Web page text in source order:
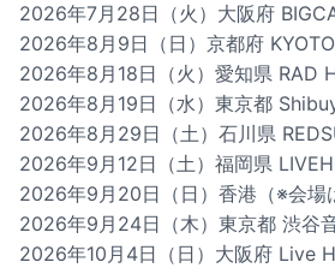
2026年7月28日（火）大阪府
2026年8月9日（日）京都府
2026年8月18日（火）愛知県 RAD
2026年8月19日（水）東京都
2026年8月29日（土）石川県
2026年9月12日（土）福岡県
2026年9月20日（日）香港（※会場
2026年9月24日（木）東京都 渋谷
2026年10月4日（日）大阪府 Live